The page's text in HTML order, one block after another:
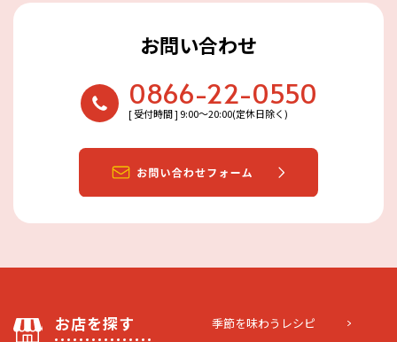
お問い合わせ
0866-22-0550
[ 受付時間 ] 9:00〜20:00(定休日除く)
お店を探す
季節を味わうレシピ